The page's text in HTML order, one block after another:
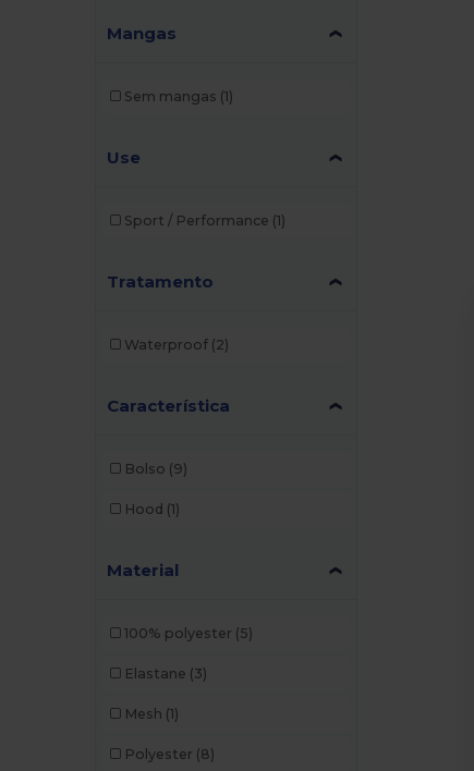
Mangas
Sem mangas (1)
Use
Sport / Performance (1)
Tratamento
Waterproof (2)
Característica
Bolso (9)
Hood (1)
Material
100% polyester (5)
Elastane (3)
Mesh (1)
Polyester (8)